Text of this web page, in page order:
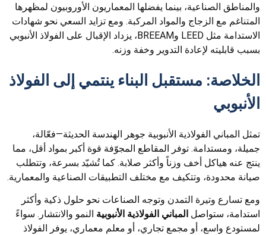
والمناطق الصناعية، بينما يفضلها المعماريون الأوروبيون لمظهرها
المتناغم مع الزجاج والمواد المركبة. ومع تزايد السعي نحو شهادات
الاستدامة مثل LEED وBREEAM، يزداد الإقبال على الفولاذ الأنبوبي
بسبب قابليته لإعادة التدوير وخفة وزنه.
الخلاصة: مستقبل البناء ينتمي إلى الفولاذ
الأنبوبي
تمثل المباني الفولاذية الأنبوبية جوهر الهندسة الحديثة—فعّالة،
جميلة، ومستدامة. توفر المقاطع المجوّفة قوة أكبر بمواد أقل، مما
ينتج عنه هياكل أخف وزناً وأكثر صلابة. كما تُشيّد بسرعة، وتتطلب
صيانة محدودة، وتتكيف مع مختلف التطبيقات الصناعية والمعمارية.
ومع تسارع وتيرة التمدن وتوجه الصناعات نحو حلول ذكية وأكثر
استدامة، ستواصل المباني الفولاذية الأنبوبية النمو والانتشار. سواءً
لمستودع واسع، أو مجمع تجاري، أو معلم معماري، يوفر الفولاذ